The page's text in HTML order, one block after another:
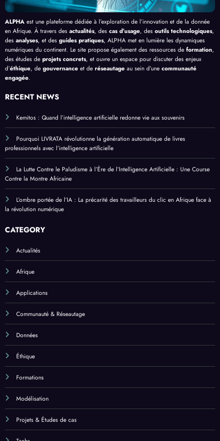
ALPHA est une plateforme dédiée à l’exploration de l’innovation et de la donnée
en Afrique. À travers des actualités, des cas d’usage, des outils technologiques,
des analyses, et des guides pratiques, ALPHA met en lumière les dynamiques
numériques du continent. Le site propose également des ressources de formation,
des études de projets concrets, et ouvre un espace pour discuter des enjeux
d’éthique, de gouvernance et de réseautage au sein d’une communauté
engagée.
RECENT NEWS
Kemitos : Quand l’intelligence artificielle redonne vie aux souvenirs
Pourquoi LIVRATA révolutionne la génération automatique de livres
professionnels avec l’intelligence artificielle
La Lutte Contre le Paludisme à l’Ère de l’Intelligence Artificielle : Une Course
Contre la Montre Africaine
L’ombre portée de l’IA : La précarité des travailleurs du clic en Afrique face à
la révolution numérique
CATEGORY
Actualités
Afrique
Applications
Communauté & Réseautage
Données
Éthique
Formations
Modélisation
Projets & Études de cas